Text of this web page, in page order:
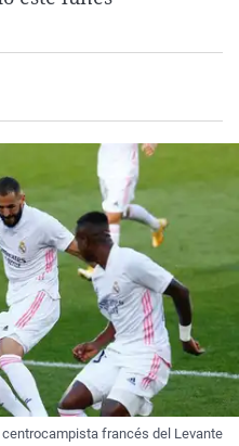
Gente viajera
Retornados
Galicia
País Vasco
Televisión
francés del Levante